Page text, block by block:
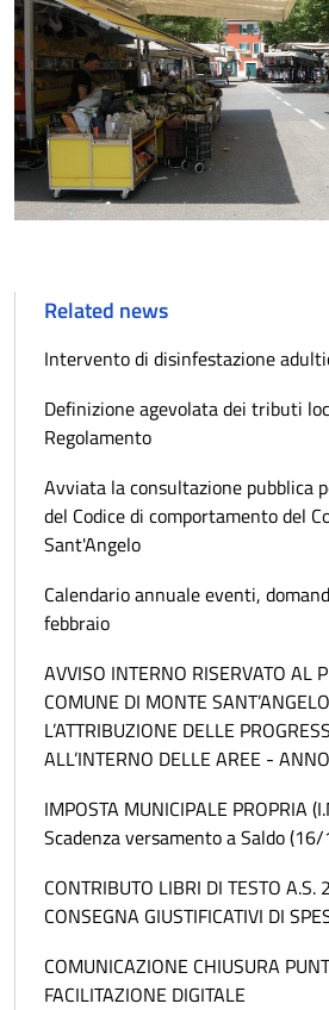
Related news
Intervento di disinfestazione
Definizione agevolata dei tributi
Regolamento
Avviata la consultazione pubblica
del Codice di comportamento del
Sant'Angelo
Calendario annuale eventi,
febbraio
AVVISO INTERNO RISERVATO AL
COMUNE DI MONTE
L’ATTRIBUZIONE DELLE
ALL’INTERNO DELLE AREE -
IMPOSTA MUNICIPALE PROPRIA
Scadenza versamento a Saldo
CONTRIBUTO LIBRI DI TESTO
CONSEGNA GIUSTIFICATIVI DI
COMUNICAZIONE CHIUSURA
FACILITAZIONE DIGITALE